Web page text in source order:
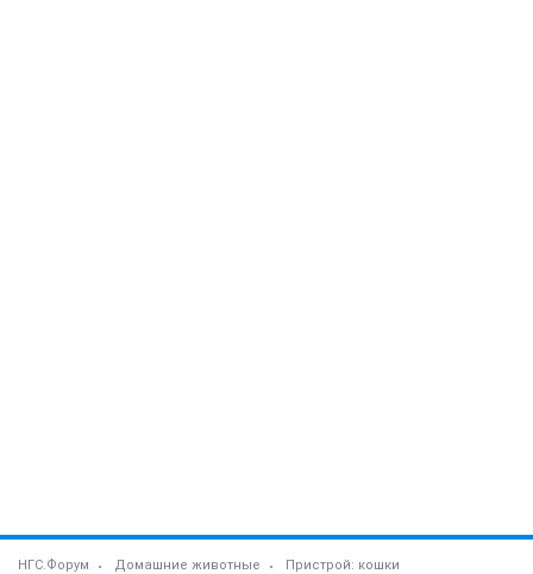
НГС.Форум Домашние животные Пристрой: кошки